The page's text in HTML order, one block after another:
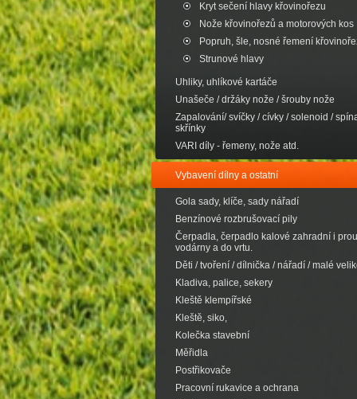
Kryt sečení hlavy křovinořezu
Nože křovinořezů a motorových kos
Popruh, šle, nosné řemení
Strunové hlavy
Uhliky, uhlíkové kartáče
Unašeče / držáky nože / šrouby nože
Zapalování/ svíčky / cívky / solenoid /
skřínky
VARI díly - řemeny, nože atd.
Vybavení dílny a ostatní
Gola sady, klíče, sady nářadí
Benzínové rozbrušovací pily
Čerpadla, čerpadlo kalové zahradní i
vodárny a do vrtu.
Děti / tvoření / dílnička / nářadí / malé
Kladiva, palice, sekery
Kleště klempířské
Kleště, siko,
Kolečka stavební
Měřidla
Postřikovače
Pracovní rukavice a ochrana